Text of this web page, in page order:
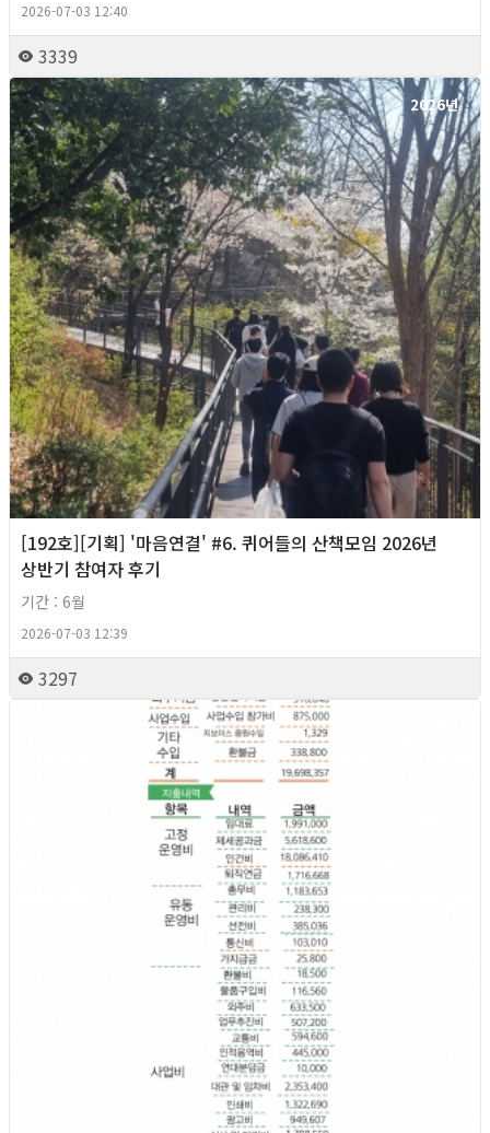
2026-07-03 12:40
3339
2026년
[192호][기획] '마음연결' #6. 퀴어들의 산책모임 2026년
상반기 참여자 후기
기간 : 6월
2026-07-03 12:39
3297